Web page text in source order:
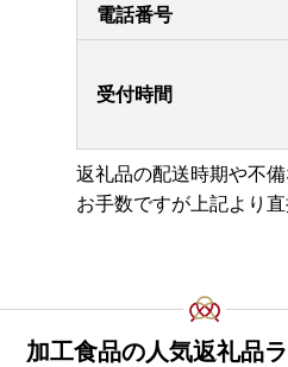
電話番号
受付時間
返礼品の配送時期や不
お手数ですが上記より
加工食品の人気返礼品